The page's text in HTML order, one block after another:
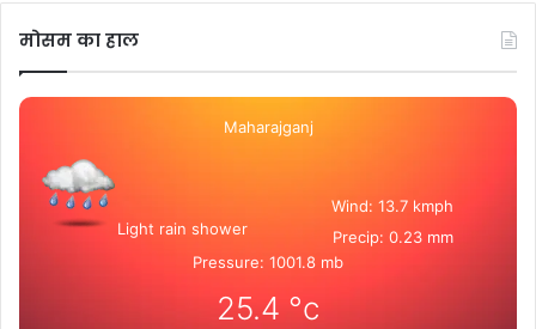
मोसम का हाल
Maharajganj
Light rain shower
Wind: 13.7 kmph
Precip: 0.23 mm
Pressure: 1001.8 mb
25.4 °c